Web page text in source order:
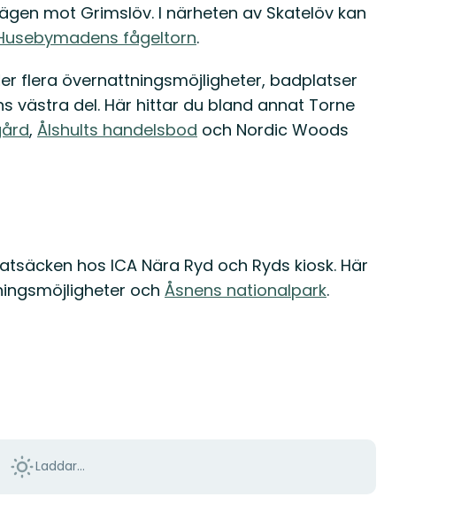
mot Grimslöv. I närheten av Skatelöv kan
fågeltorn.
flera övernattningsmöjligheter, badplatser
västra del. Här hittar du bland annat Torne
, Ålshults handelsbod och Nordic Woods
hos ICA Nära Ryd och Ryds kiosk. Här
och Åsnens nationalpark.
Laddar...